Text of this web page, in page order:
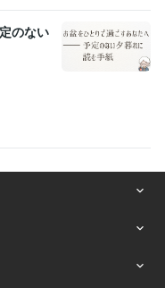
のない